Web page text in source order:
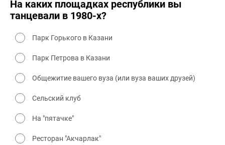
На каких площадках республики вы
танцевали в 1980-х?
Парк Горького в Казани
Парк Петрова в Казани
Общежитие вашего вуза (или вуза ваших друзей)
Сельский клуб
На "пятачке"
Ресторан "Акчарлак"